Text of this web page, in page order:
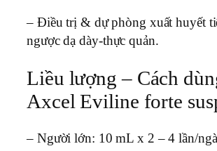
– Ðiều trị & dự phòng xuất huyết
ngược dạ dày-thực quản.
Liều lượng – Cách
Axcel Eviline forte
– Người lớn: 10 mL x 2 – 4 lần/